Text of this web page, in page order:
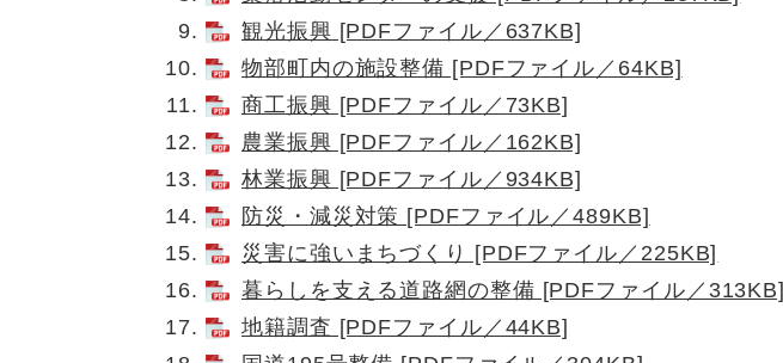
観光振興 [PDFファイル／637KB]
物部町内の施設整備 [PDFファイル／64KB]
商工振興 [PDFファイル／73KB]
農業振興 [PDFファイル／162KB]
林業振興 [PDFファイル／934KB]
防災・減災対策 [PDFファイル／489KB]
災害に強いまちづくり [PDFファイル／225KB]
暮らしを支える道路網の整備 [PDFファイル／313KB]
地籍調査 [PDFファイル／44KB]